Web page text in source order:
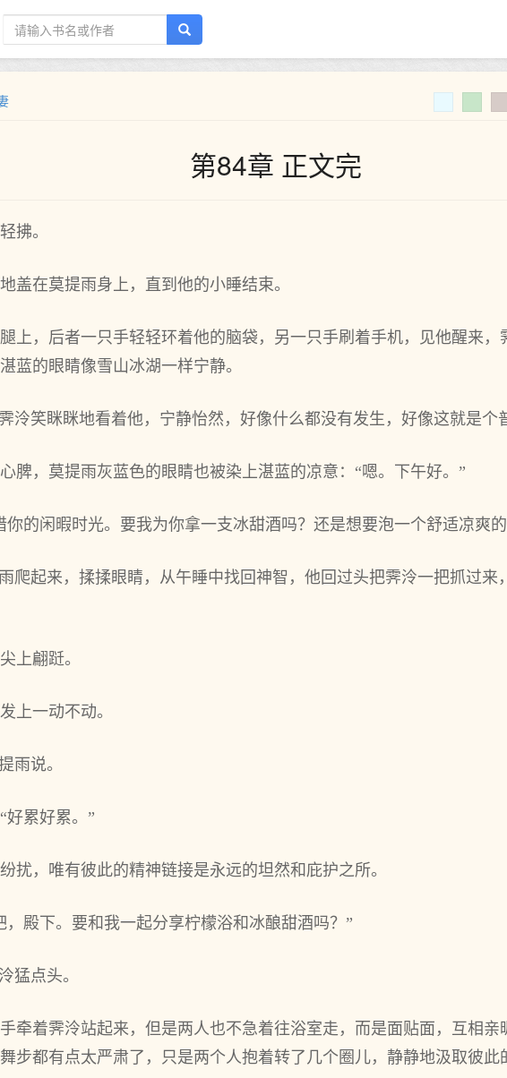
第84章 正文完
拂。
盖在莫提雨身上，直到他的小睡结束。
上，后者一只手轻轻环着他的脑袋，另一只手刷着手机，见他醒来
蓝的眼睛像雪山冰湖一样宁静。
泠笑眯眯地看着他，宁静怡然，好像什么都没有发生，好像这就是个
脾，莫提雨灰蓝色的眼睛也被染上湛蓝的凉意：“嗯。下午好。”
你的闲暇时光。要我为你拿一支冰甜酒吗？还是想要泡一个舒适凉爽
爬起来，揉揉眼睛，从午睡中找回神智，他回过头把霁泠一把抓过来
上翩跹。
上一动不动。
雨说。
好累好累。”
扰，唯有彼此的精神链接是永远的坦然和庇护之所。
，殿下。要和我一起分享柠檬浴和冰酿甜酒吗？”
猛点头。
牵着霁泠站起来，但是两人也不急着往浴室走，而是面贴面，互相
步都有点太严肃了，只是两个人抱着转了几个圈儿，静静地汲取彼此